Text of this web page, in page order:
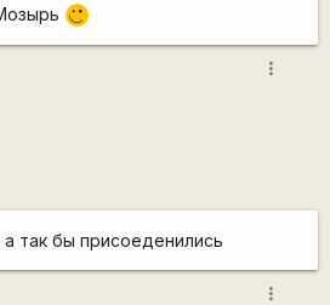
;)
more_vert
так бы присоеденились
more_vert